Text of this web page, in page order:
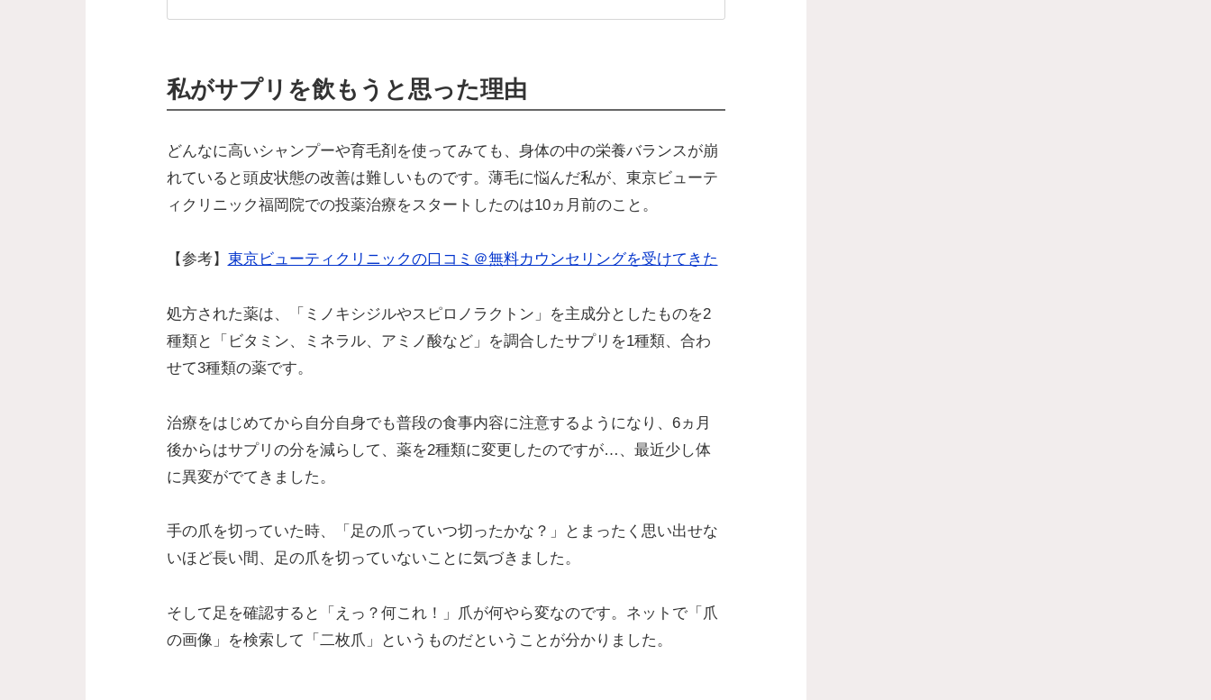
私がサプリを飲もうと思った理由
どんなに高いシャンプーや育毛剤を使ってみても、身体の中の栄養バランスが崩
れていると頭皮状態の改善は難しいものです。薄毛に悩んだ私が、東京ビューテ
ィクリニック福岡院での投薬治療をスタートしたのは10ヵ月前のこと。
【参考】 東京ビューティクリニックの口コミ＠無料カウンセリングを受けてきた
処方された薬は、「ミノキシジルやスピロノラクトン」を主成分としたものを2
種類と「ビタミン、ミネラル、アミノ酸など」を調合したサプリを1種類、合わ
せて3種類の薬です。
治療をはじめてから自分自身でも普段の食事内容に注意するようになり、6ヵ月
後からはサプリの分を減らして、薬を2種類に変更したのですが…、最近少し体
に異変がでてきました。
手の爪を切っていた時、「足の爪っていつ切ったかな？」とまったく思い出せな
いほど長い間、足の爪を切っていないことに気づきました。
そして足を確認すると「えっ？何これ！」爪が何やら変なのです。ネットで「爪
の画像」を検索して「二枚爪」というものだということが分かりました。